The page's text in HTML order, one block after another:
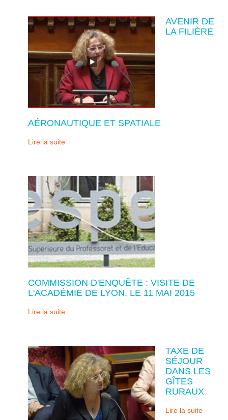
AVENIR DE
LA FILIÈRE
AÉRONAUTIQUE ET SPATIALE
Lire la suite
COMMISSION D'ENQUÊTE : VISITE DE
L'ACADÉMIE DE LYON, LE 11 MAI 2015
Lire la suite
TAXE DE
SÉJOUR
DANS LES
GÎTES
RURAUX
Lire la suite